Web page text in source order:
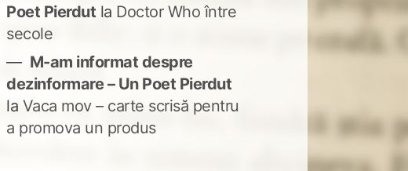
Poet Pierdut la Doctor Who între
secole
M-am informat despre
dezinformare – Un Poet Pierdut
la Vaca mov – carte scrisă pentru
a promova un produs